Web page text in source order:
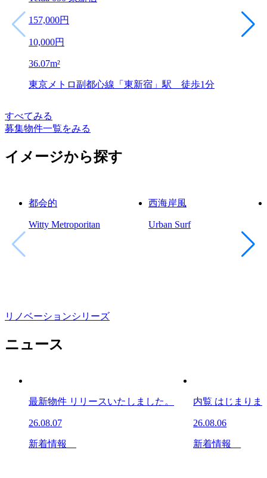
157,000円
10,000円
36.07m²
東京メトロ副都心線「東新宿」駅 徒歩1分
すべてみる
募集物件一覧をみる
イメージから探す
都会的
Witty Metroporitan
西海岸風
Urban Surf
リノベーションシリーズ
ニュース
最新物件 リリースいたしました。
26.08.07
新着情報
内覧 はじまりま
26.08.06
新着情報